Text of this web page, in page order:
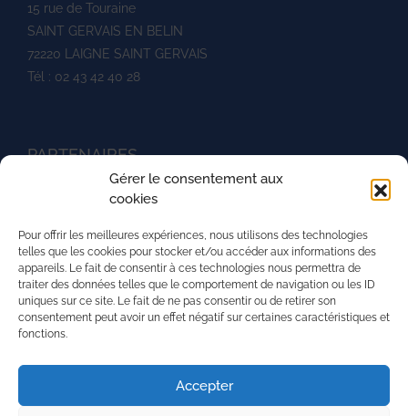
Gérer le consentement aux
cookies
Pour offrir les meilleures expériences, nous utilisons des technologies
telles que les cookies pour stocker et/ou accéder aux informations des
appareils. Le fait de consentir à ces technologies nous permettra de
traiter des données telles que le comportement de navigation ou les ID
uniques sur ce site. Le fait de ne pas consentir ou de retirer son
consentement peut avoir un effet négatif sur certaines caractéristiques et
fonctions.
Accepter
15 rue de Touraine
SAINT GERVAIS EN BELIN
72220 LAIGNE SAINT GERVAIS
Tél : 02 43 42 40 28
PARTENAIRES
L'aventure du vivant
La Mission Locale de l'agglomération mancelle
La région Pays de la Loire
PRH - Pôle Régional du Handicap
Superforma